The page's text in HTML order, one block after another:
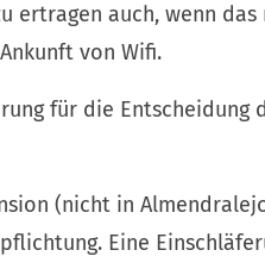
ertragen auch, wenn
von Wifi.
für die Entscheidung
(nicht in
Eine